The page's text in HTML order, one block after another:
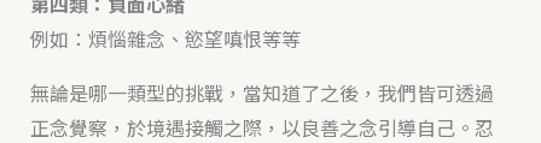
例如：煩惱雜念、慾望嗔恨等等
無論是哪一類型的挑戰，當知道了之後，我們皆可透過
正念覺察，於境遇接觸之際，以良善之念引導自己。忍